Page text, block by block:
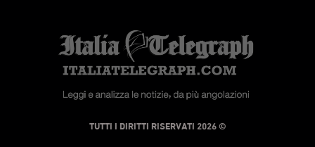
© TUTTI I DIRITTI RISERVATI 2026